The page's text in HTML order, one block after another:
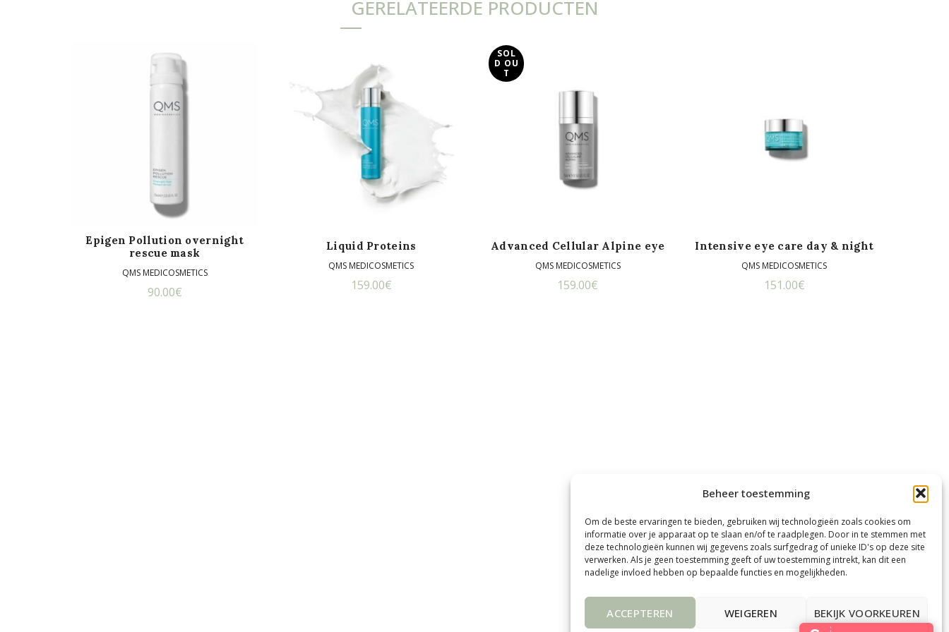
Beheer toestemming
Om de beste ervaringen te bieden, gebruiken wij technologieën zoals cookies om
informatie over je apparaat op te slaan en/of te raadplegen. Door in te stemmen met
deze technologieën kunnen wij gegevens zoals surfgedrag of unieke ID's op deze site
verwerken. Als je geen toestemming geeft of uw toestemming intrekt, kan dit een
nadelige invloed hebben op bepaalde functies en mogelijkheden.
ACCEPTEREN WEIGEREN BEKIJK VOORKEUREN
GERELATEERDE PRODUCTEN
Epigen Pollution overnight
rescue mask
QMS MEDICOSMETICS
90.00€
Liquid Proteins
QMS MEDICOSMETICS
159.00€
SOL
D OU
T
Advanced Cellular Alpine eye
QMS MEDICOSMETICS
159.00€
Intensive eye care day & night
QMS MEDICOSMETICS
151.00€